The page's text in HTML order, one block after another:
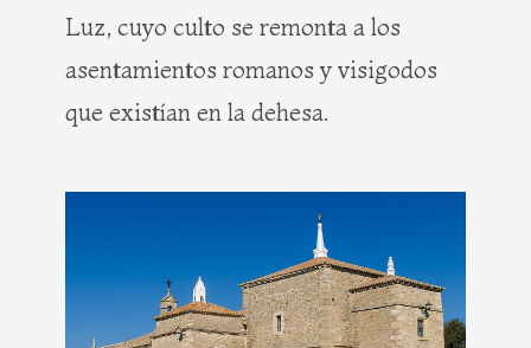
Luz, cuyo culto se remonta a los
asentamientos romanos y visigodos
que existían en la dehesa.